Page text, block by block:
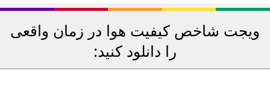
ویجت شاخص کیفیت هوا در زمان واقعی
را دانلود کنید: